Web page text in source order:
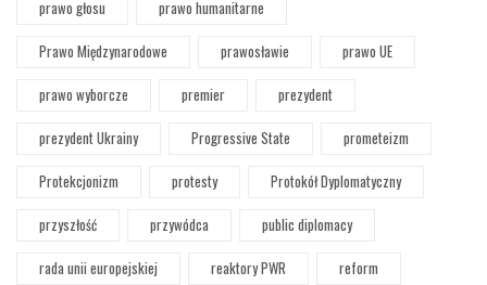
prawo głosu
prawo humanitarne
Prawo Międzynarodowe
prawosławie
prawo UE
prawo wyborcze
premier
prezydent
prezydent Ukrainy
Progressive State
prometeizm
Protekcjonizm
protesty
Protokół Dyplomatyczny
przyszłość
przywódca
public diplomacy
rada unii europejskiej
reaktory PWR
reform